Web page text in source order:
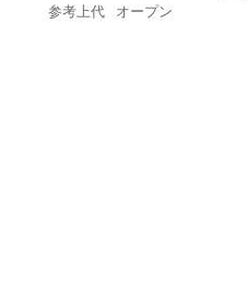
参考上代
オープン